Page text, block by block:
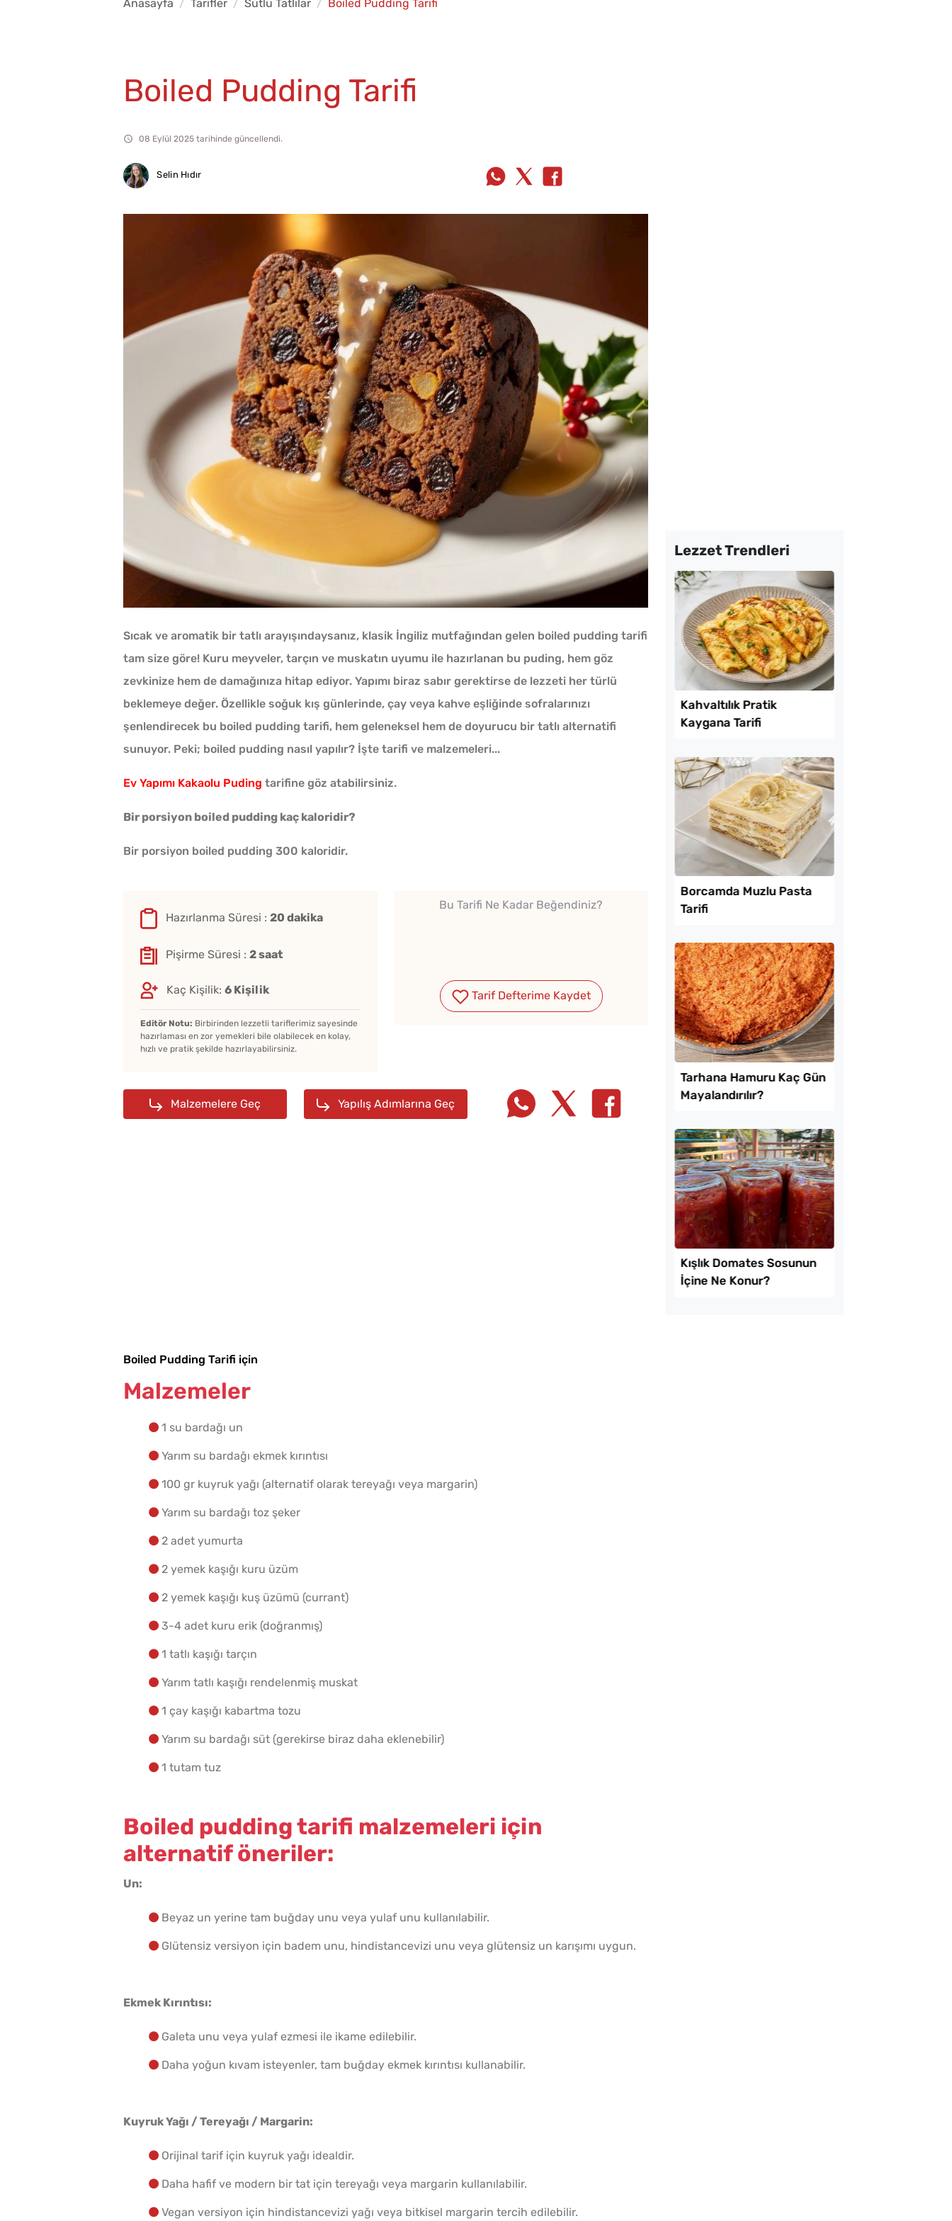
Anasayfa Tarifler Sütlü Tatlılar Boiled Pudding Tarifi
Boiled Pudding Tarifi
08 Eylül 2025 tarihinde güncellendi.
Selin Hıdır
Sıcak ve aromatik bir tatlı arayışındaysanız, klasik İngiliz mutfağından gelen boiled pudding tarifi
tam size göre! Kuru meyveler, tarçın ve muskatın uyumu ile hazırlanan bu puding, hem göz
zevkinize hem de damağınıza hitap ediyor. Yapımı biraz sabır gerektirse de lezzeti her türlü
beklemeye değer. Özellikle soğuk kış günlerinde, çay veya kahve eşliğinde sofralarınızı
şenlendirecek bu boiled pudding tarifi, hem geleneksel hem de doyurucu bir tatlı alternatifi
sunuyor. Peki; boiled pudding nasıl yapılır? İşte tarifi ve malzemeleri...
Ev Yapımı Kakaolu Puding tarifine göz atabilirsiniz.
Bir porsiyon boiled pudding kaç kaloridir?
Bir porsiyon boiled pudding 300 kaloridir.
Hazırlanma Süresi : 20 dakika
Pişirme Süresi : 2 saat
Kaç Kişilik: 6 Kişilik
Editör Notu: Birbirinden lezzetli tariflerimiz sayesinde
hazırlaması en zor yemekleri bile olabilecek en kolay,
hızlı ve pratik şekilde hazırlayabilirsiniz.
Bu Tarifi Ne Kadar Beğendiniz?
Tarif Defterime Kaydet
Malzemelere Geç Yapılış Adımlarına Geç
Çiğ Domates Kavanozda
Nasıl Saklanır?
Evde Elma Sirkesi
Yapmanın 4 Püf Noktası
Yağ Çekmeyen Çıtır
Soğuk Baklava
Lezzetinde Borcam Tatlısı
Kahvaltılık Pratik
Tarifi
Boiled Pudding Tarifi için
Malzemeler
1 su bardağı un
Yarım su bardağı ekmek kırıntısı
100 gr kuyruk yağı (alternatif olarak tereyağı veya margarin)
Yarım su bardağı toz şeker
2 adet yumurta
2 yemek kaşığı kuru üzüm
2 yemek kaşığı kuş üzümü (currant)
3-4 adet kuru erik (doğranmış)
1 tatlı kaşığı tarçın
Yarım tatlı kaşığı rendelenmiş muskat
1 çay kaşığı kabartma tozu
Yarım su bardağı süt (gerekirse biraz daha eklenebilir)
1 tutam tuz
Boiled pudding tarifi malzemeleri için
alternatif öneriler:
Un:
Beyaz un yerine tam buğday unu veya yulaf unu kullanılabilir.
Glütensiz versiyon için badem unu, hindistancevizi unu veya glütensiz un karışımı uygun.
Ekmek Kırıntısı:
Galeta unu veya yulaf ezmesi ile ikame edilebilir.
Daha yoğun kıvam isteyenler, tam buğday ekmek kırıntısı kullanabilir.
Kuyruk Yağı / Tereyağı / Margarin:
Orijinal tarif için kuyruk yağı idealdir.
Daha hafif ve modern bir tat için tereyağı veya margarin kullanılabilir.
Vegan versiyon için hindistancevizi yağı veya bitkisel margarin tercih edilebilir.